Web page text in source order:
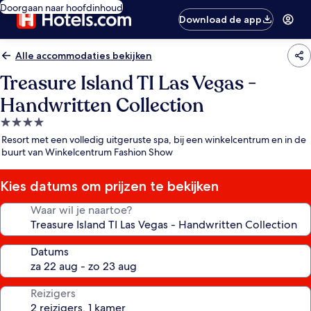
Doorgaan naar hoofdinhoud
Download de app
Alle accommodaties bekijken
Treasure Island TI Las Vegas -
Handwritten Collection
4.0-
sterrenaccommodatie
Resort met een volledig uitgeruste spa, bij een winkelcentrum en in de
buurt van Winkelcentrum Fashion Show
Kies datums om prijzen te bekijken
Waar wil je naartoe?
Datums
Reizigers